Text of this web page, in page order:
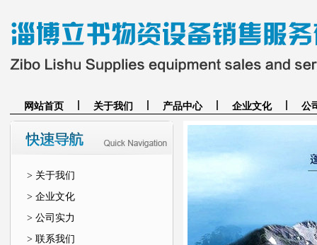
网站首页 关于我们 产品中心 企业文化 公
> 关于我们
> 企业文化
> 公司实力
> 联系我们